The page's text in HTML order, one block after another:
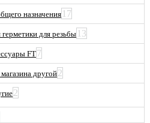
назначения 17
для резьбы 13
FT7
другой2
2